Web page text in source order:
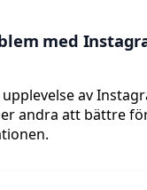
med
av
andra att bättre